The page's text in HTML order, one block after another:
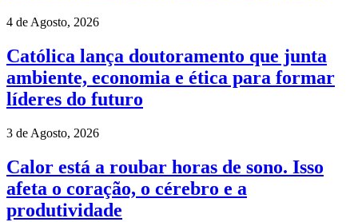
4 de Agosto, 2026
Católica lança doutoramento que junta
ambiente, economia e ética para formar
líderes do futuro
3 de Agosto, 2026
Calor está a roubar horas de sono. Isso
afeta o coração, o cérebro e a
produtividade